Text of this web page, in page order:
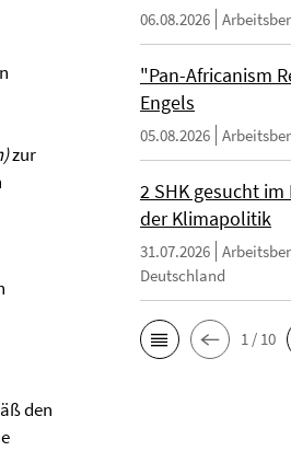
zur
den
06.08.2026
"Pan-Africanism
Engels
05.08.2026
2 SHK gesucht
der Klimapolitik
31.07.2026
Deutschland
1 / 10